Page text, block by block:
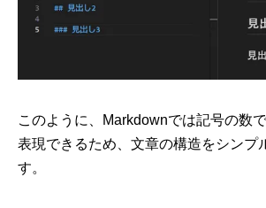
このように、Markdownでは記号の数
表現できるため、文章の構造をシンプ
す。